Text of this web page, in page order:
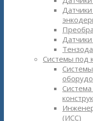
Системы под
(ИСС)